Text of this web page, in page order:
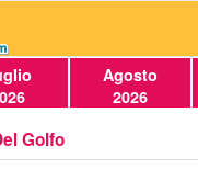
Agosto
2026
Golfo